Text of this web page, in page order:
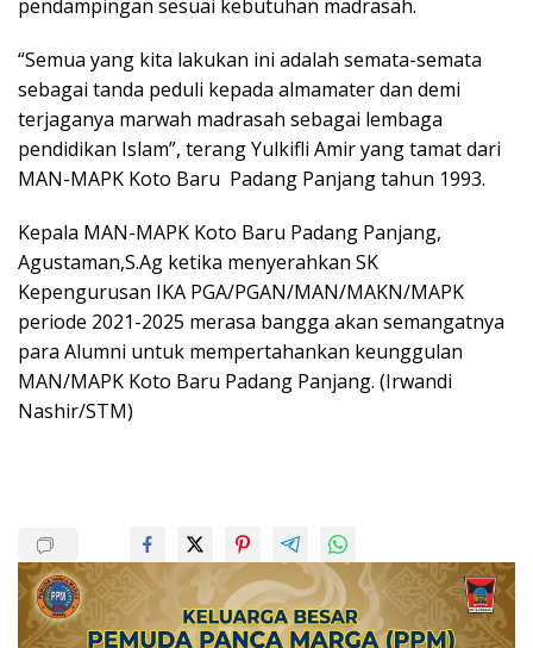
pendampingan sesuai kebutuhan madrasah.
“Semua yang kita lakukan ini adalah semata-semata
sebagai tanda peduli kepada almamater dan demi
terjaganya marwah madrasah sebagai lembaga
pendidikan Islam”, terang Yulkifli Amir yang tamat dari
MAN-MAPK Koto Baru Padang Panjang tahun 1993.
Kepala MAN-MAPK Koto Baru Padang Panjang,
Agustaman,S.Ag ketika menyerahkan SK
Kepengurusan IKA PGA/PGAN/MAN/MAKN/MAPK
periode 2021-2025 merasa bangga akan semangatnya
para Alumni untuk mempertahankan keunggulan
MAN/MAPK Koto Baru Padang Panjang. (Irwandi
Nashir/STM)